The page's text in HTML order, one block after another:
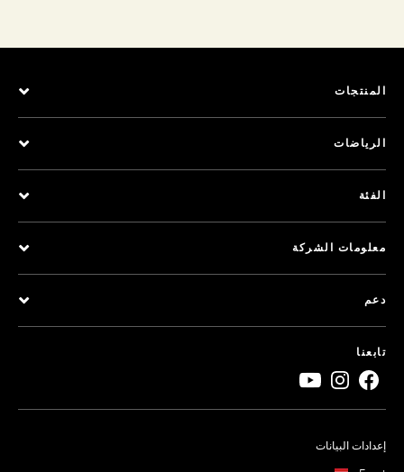
المنتجات
الرياضات
الفئة
معلومات الشركة
دعم
تابعنا
إعدادات البيانات